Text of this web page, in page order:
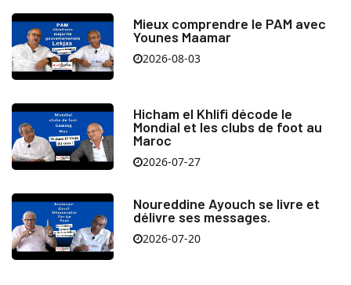
Mieux comprendre le PAM avec
Younes Maamar
2026-08-03
Hicham el Khlifi décode le
Mondial et les clubs de foot au
Maroc
2026-07-27
Noureddine Ayouch se livre et
délivre ses messages.
2026-07-20